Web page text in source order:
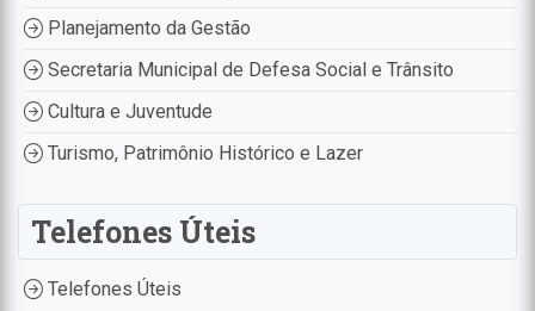
Planejamento da Gestão
Secretaria Municipal de Defesa Social e Trânsito
Cultura e Juventude
Turismo, Patrimônio Histórico e Lazer
Telefones Úteis
Telefones Úteis